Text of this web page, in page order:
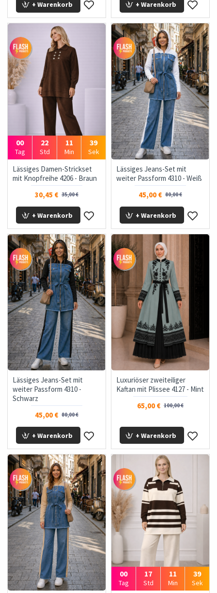
+ Warenkorb + Warenkorb
00
Tag
22
Std
11
Min
37
Sek
Lässiges Damen-Strickset
mit Knopfreihe 4206 - Braun
30,45 € 35,00 €
+ Warenkorb
Lässiges Jeans-Set mit
weiter Passform 4310 - Weiß
45,00 € 80,00 €
+ Warenkorb
Lässiges Jeans-Set mit
weiter Passform 4310 -
Schwarz
45,00 € 80,00 €
+ Warenkorb
Luxuriöser zweiteiliger
Kaftan mit Plissee 4127 - Mint
65,00 € 100,00 €
+ Warenkorb
00
Tag
17
Std
11
Min
37
Sek